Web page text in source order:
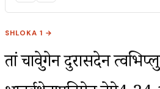
SHLOKA 1 →
तां चाश्रुवेगेन दुरासदेन